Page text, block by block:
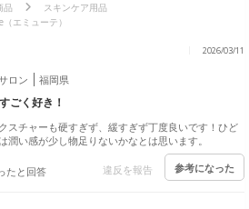
品
スキンケア用品
エミューテ）
2026/03/11
ロン 福岡県
すごく好き！
スチャーも硬すぎず、緩すぎず丁度良いです！ひど
潤い感が少し物足りないかなとは思います。
たと回答 違反を報告 参考になった